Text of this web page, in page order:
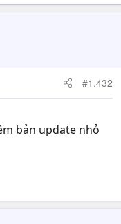
#1,432
bản update nhỏ